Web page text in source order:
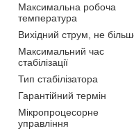
Максимальна робоча
температура
Вихідний струм, не
Максимальний час
стабілізації
Тип стабілізатора
Гарантійний термін
Мікропроцесорне
управління